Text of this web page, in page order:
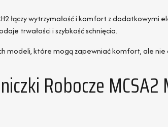
łączy wytrzymałość i komfort z
trwałości i szybkość schnięcia.
modeli, które mogą zapewniać komfort, ale
Robocze MCSA2